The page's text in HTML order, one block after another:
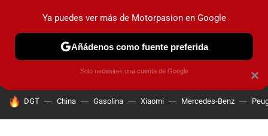
PRUEBAS COCHES ELÉCTRICOS OBSERVATORIO
HOY SE HABLA DE
DGT China Gasolina Xiaomi Mercedes-Benz
×
Ya puedes ver más de Motorpasion en Google
Añádenos como fuente preferida
Solo necesitas una cuenta de Google